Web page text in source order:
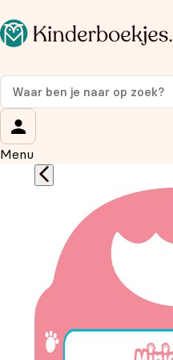
Menu
Op de hoogte blijven van
Meld je aan voor onze
korting
Wat is je voornaam?
Wat is je e-mailadres?*
Aanmelden
We gebruiken je
overeenstemming met ons